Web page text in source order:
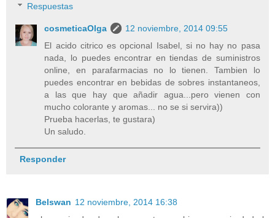
Respuestas
cosmeticaOlga
12 noviembre, 2014 09:55
El acido citrico es opcional Isabel, si no hay no pasa
nada, lo puedes encontrar en tiendas de suministros
online, en parafarmacias no lo tienen. Tambien lo
puedes encontrar en bebidas de sobres instantaneos,
a las que hay que añadir agua...pero vienen con
mucho colorante y aromas... no se si servira))
Prueba hacerlas, te gustara)
Un saludo.
Responder
Belswan 12 noviembre, 2014 16:38